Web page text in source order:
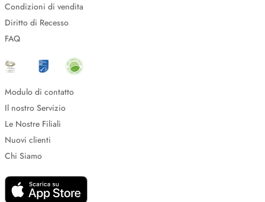
Condizioni di vendita
Diritto di Recesso
FAQ
Modulo di contatto
Il nostro Servizio
Le Nostre Filiali
Nuovi clienti
Chi Siamo